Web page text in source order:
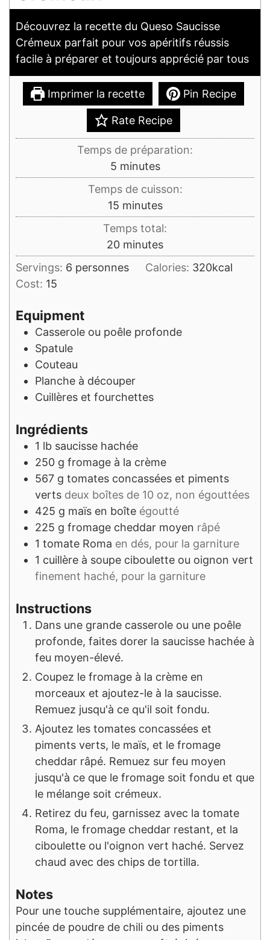
Découvrez la recette du Queso Saucisse
Crémeux parfait pour vos apéritifs réussis
facile à préparer et toujours apprécié par tous
Imprimer la recette Pin Recipe
Rate Recipe
Temps de préparation:
5minutes
minutes
Temps de cuisson:
15minutes
minutes
Temps total:
20minutes
minutes
Servings: 6 personnes Calories: 320kcal
Cost: 15
Equipment
Casserole ou poêle profonde
Spatule
Couteau
Planche à découper
Cuillères et fourchettes
Ingrédients
1 lb saucisse hachée
250 g fromage à la crème
567 g tomates concassées et piments
verts deux boîtes de 10 oz, non égouttées
425 g maïs en boîte égoutté
225 g fromage cheddar moyen râpé
1 tomate Roma en dés, pour la garniture
1 cuillère à soupe ciboulette ou oignon vert
finement haché, pour la garniture
Instructions
Dans une grande casserole ou une poêle
profonde, faites dorer la saucisse hachée à
feu moyen-élevé.
Coupez le fromage à la crème en
morceaux et ajoutez-le à la saucisse.
Remuez jusqu'à ce qu'il soit fondu.
Ajoutez les tomates concassées et
piments verts, le maïs, et le fromage
cheddar râpé. Remuez sur feu moyen
jusqu'à ce que le fromage soit fondu et que
le mélange soit crémeux.
Retirez du feu, garnissez avec la tomate
Roma, le fromage cheddar restant, et la
ciboulette ou l'oignon vert haché. Servez
chaud avec des chips de tortilla.
Notes
Pour une touche supplémentaire, ajoutez une
pincée de poudre de chili ou des piments